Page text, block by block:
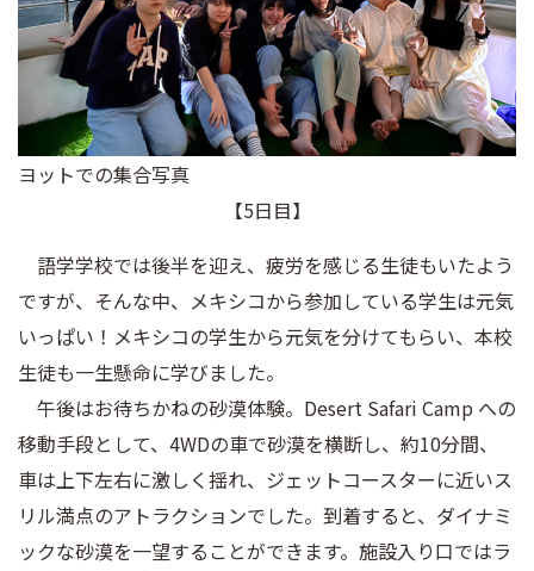
ヨットでの集合写真
【5日目】
語学学校では後半を迎え、疲労を感じる生徒もいたよう
ですが、そんな中、メキシコから参加している学生は元気
いっぱい！メキシコの学生から元気を分けてもらい、本校
生徒も一生懸命に学びました。
午後はお待ちかねの砂漠体験。Desert Safari Camp への
移動手段として、4WDの車で砂漠を横断し、約10分間、
車は上下左右に激しく揺れ、ジェットコースターに近いス
リル満点のアトラクションでした。到着すると、ダイナミ
ックな砂漠を一望することができます。施設入り口ではラ